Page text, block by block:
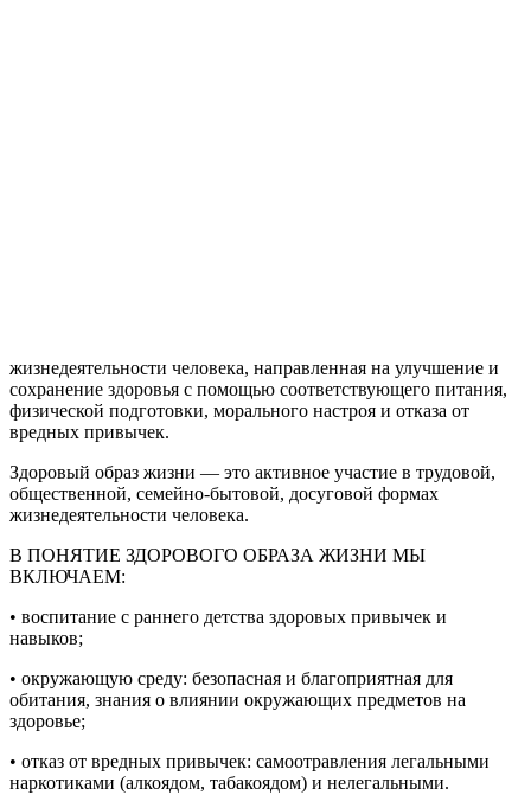
жизнедеятельности человека, направленная на улучшение и
сохранение здоровья с помощью соответствующего питания,
физической подготовки, морального настроя и отказа от
вредных привычек.
Здоровый образ жизни — это активное участие в трудовой,
общественной, семейно-бытовой, досуговой формах
жизнедеятельности человека.
В ПОНЯТИЕ ЗДОРОВОГО ОБРАЗА ЖИЗНИ МЫ
ВКЛЮЧАЕМ:
• воспитание с раннего детства здоровых привычек и
навыков;
• окружающую среду: безопасная и благоприятная для
обитания, знания о влиянии окружающих предметов на
здоровье;
• отказ от вредных привычек: самоотравления легальными
наркотиками (алкоядом, табакоядом) и нелегальными.